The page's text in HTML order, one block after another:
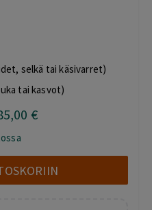
selkä tai käsivarret)
tai kasvot)
€.
,00 €Nykyinen
85,00 €.